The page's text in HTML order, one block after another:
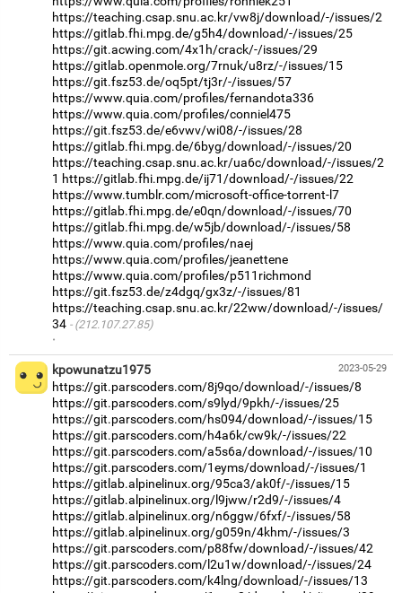
https://teaching.csap.snu.ac.kr/vw8j/download/-/issues/2
https://gitlab.fhi.mpg.de/g5h4/download/-/issues/25
https://git.acwing.com/4x1h/crack/-/issues/29
https://gitlab.openmole.org/7rnuk/u8rz/-/issues/15
https://git.fsz53.de/oq5pt/tj3r/-/issues/57
https://www.quia.com/profiles/fernandota336
https://www.quia.com/profiles/conniel475
https://git.fsz53.de/e6vwv/wi08/-/issues/28
https://gitlab.fhi.mpg.de/6byg/download/-/issues/20
https://teaching.csap.snu.ac.kr/ua6c/download/-/issues/2
1 https://gitlab.fhi.mpg.de/ij71/download/-/issues/22
https://www.tumblr.com/microsoft-office-torrent-l7
https://gitlab.fhi.mpg.de/e0qn/download/-/issues/70
https://gitlab.fhi.mpg.de/w5jb/download/-/issues/58
https://www.quia.com/profiles/naej
https://www.quia.com/profiles/jeanettene
https://www.quia.com/profiles/p511richmond
https://git.fsz53.de/z4dgq/gx3z/-/issues/81
https://teaching.csap.snu.ac.kr/22ww/download/-/issues/
34
(212.107.27.85)
·
2023-05-29
kpowunatzu1975
https://git.parscoders.com/8j9qo/download/-/issues/8
https://git.parscoders.com/s9lyd/9pkh/-/issues/25
https://git.parscoders.com/hs094/download/-/issues/15
https://git.parscoders.com/h4a6k/cw9k/-/issues/22
https://git.parscoders.com/a5s6a/download/-/issues/10
https://git.parscoders.com/1eyms/download/-/issues/1
https://gitlab.alpinelinux.org/95ca3/ak0f/-/issues/15
https://gitlab.alpinelinux.org/l9jww/r2d9/-/issues/4
https://gitlab.alpinelinux.org/n6ggw/6fxf/-/issues/58
https://gitlab.alpinelinux.org/g059n/4khm/-/issues/3
https://git.parscoders.com/p88fw/download/-/issues/42
https://git.parscoders.com/l2u1w/download/-/issues/24
https://git.parscoders.com/k4lng/download/-/issues/13